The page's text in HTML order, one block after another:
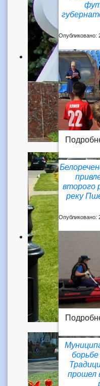
Опубликовано:
второго
реку
Опубликовано:
прошел